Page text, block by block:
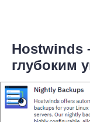
Hostwinds
глубоким